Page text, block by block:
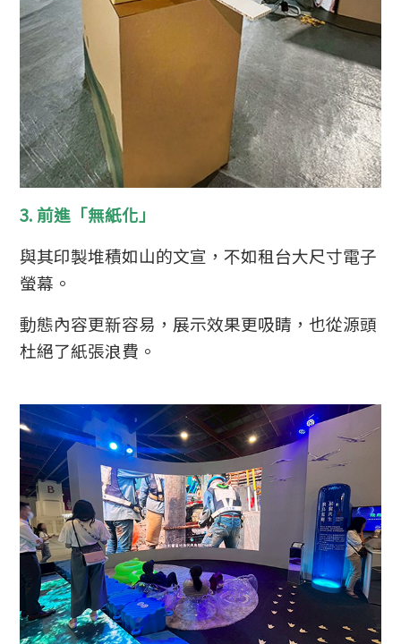
3. 前進「無紙化」
與其印製堆積如山的文宣，不如租台大尺寸電子
螢幕。
動態內容更新容易，展示效果更吸睛，也從源頭
杜絕了紙張浪費。